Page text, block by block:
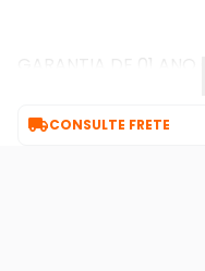
GARANTIA DE 01 ANO
CONSULTE FRETE